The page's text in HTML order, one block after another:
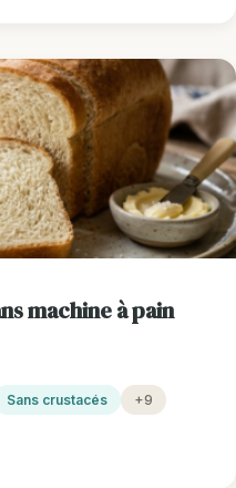
machine à pain
Sans crustacés +9